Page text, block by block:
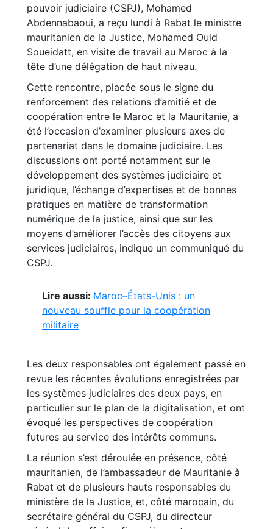
pouvoir judiciaire (CSPJ), Mohamed
Abdennabaoui, a reçu lundi à Rabat le ministre
mauritanien de la Justice, Mohamed Ould
Soueidatt, en visite de travail au Maroc à la
tête d’une délégation de haut niveau.
Cette rencontre, placée sous le signe du
renforcement des relations d’amitié et de
coopération entre le Maroc et la Mauritanie, a
été l’occasion d’examiner plusieurs axes de
partenariat dans le domaine judiciaire. Les
discussions ont porté notamment sur le
développement des systèmes judiciaire et
juridique, l’échange d’expertises et de bonnes
pratiques en matière de transformation
numérique de la justice, ainsi que sur les
moyens d’améliorer l’accès des citoyens aux
services judiciaires, indique un communiqué du
CSPJ.
Lire aussi: Maroc–États-Unis : un
nouveau souffle pour la coopération
militaire
Les deux responsables ont également passé en
revue les récentes évolutions enregistrées par
les systèmes judiciaires des deux pays, en
particulier sur le plan de la digitalisation, et ont
évoqué les perspectives de coopération
futures au service des intérêts communs.
La réunion s’est déroulée en présence, côté
mauritanien, de l’ambassadeur de Mauritanie à
Rabat et de plusieurs hauts responsables du
ministère de la Justice, et, côté marocain, du
secrétaire général du CSPJ, du directeur